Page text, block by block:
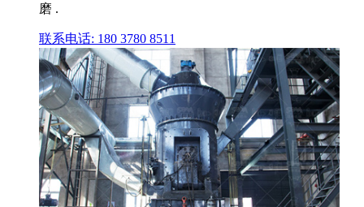
磨 .
联系电话: 180 3780 8511